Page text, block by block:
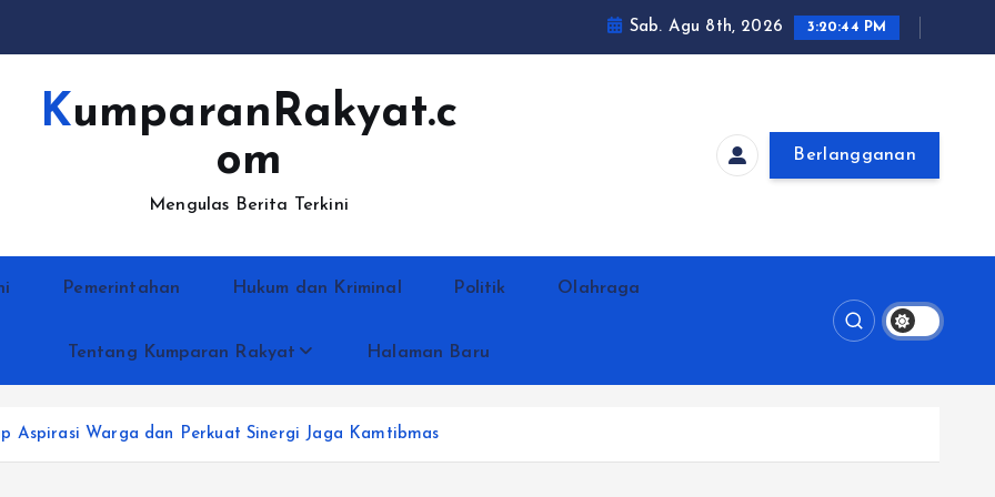
Sab. Agu 8th, 2026 3:20:45 PM
KumparanRakyat.c
om
Mengulas Berita Terkini
Berlangganan
Pemerintahan Hukum dan Kriminal Politik Olahraga
Tentang Kumparan Rakyat Halaman Baru
Aspirasi Warga dan Perkuat Sinergi Jaga Kamtibmas